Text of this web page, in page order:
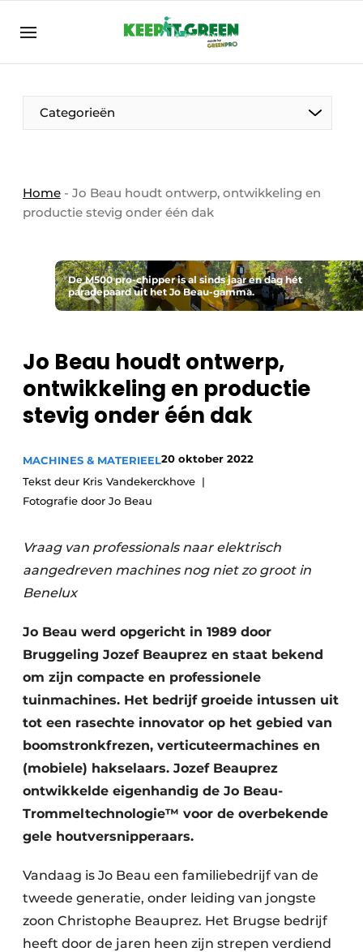
NL ENG FR
Categorieën
Home - Jo Beau houdt ontwerp, ontwikkeling en
productie stevig onder één dak
De M500 pro-chipper is al sinds jaar en dag hét
paradepaard uit het Jo Beau-gamma.
Jo Beau houdt ontwerp,
ontwikkeling en productie
stevig onder één dak
MACHINES & MATERIEEL20 oktober 2022
Tekst deur Kris Vandekerckhove
Fotografie door Jo Beau
Vraag van professionals naar elektrisch
aangedreven machines nog niet zo groot in
Benelux
Jo Beau werd opgericht in 1989 door
Bruggeling Jozef Beauprez en staat bekend
om zijn compacte en professionele
tuinmachines. Het bedrijf groeide intussen uit
tot een rasechte innovator op het gebied van
boomstronkfrezen, verticuteermachines en
(mobiele) hakselaars. Jozef Beauprez
ontwikkelde eigenhandig de Jo Beau-
Trommeltechnologie™ voor de overbekende
gele houtversnipperaars.
Vandaag is Jo Beau een familiebedrijf van de
tweede generatie, onder leiding van jongste
zoon Christophe Beauprez. Het Brugse bedrijf
heeft door de jaren heen zijn strepen verdiend